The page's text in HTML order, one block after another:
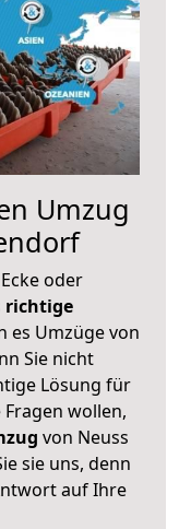
Umzug
oder
richtige
es Umzüge von
Sie nicht
Lösung für
wollen,
von Neuss
sie uns, denn
auf Ihre